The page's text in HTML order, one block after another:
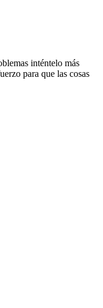
inténtelo más
para que las cosas